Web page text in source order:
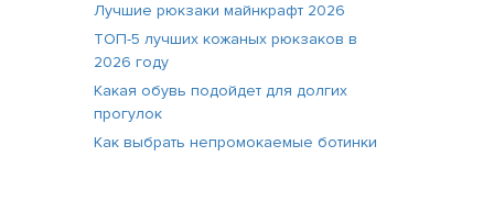
Лучшие рюкзаки майнкрафт 2026
ТОП-5 лучших кожаных рюкзаков в
2026 году
Какая обувь подойдет для долгих
прогулок
Как выбрать непромокаемые ботинки